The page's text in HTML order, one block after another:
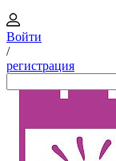
Войти
/
регистрация